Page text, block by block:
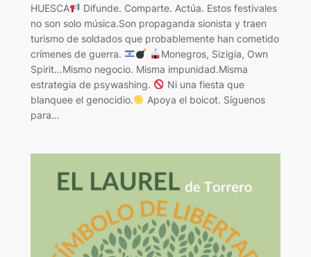
HUESCA
Difunde. Comparte. Actúa. Estos festivales
no son solo música.Son propaganda sionista y traen
turismo de soldados que probablemente han cometido
crímenes de guerra.
Monegros, Sizigia, Own
Spirit…Mismo negocio. Misma impunidad.Misma
estrategia de psywashing.
Ni una fiesta que
blanquee el genocidio.
Apoya el boicot. Síguenos
para…